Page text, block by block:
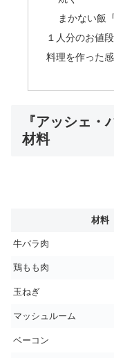
まかない飯
１人分のお値
料理を作った
『アッシェ
材料
材料
牛バラ肉
鶏もも肉
玉ねぎ
マッシュルーム
ベーコン